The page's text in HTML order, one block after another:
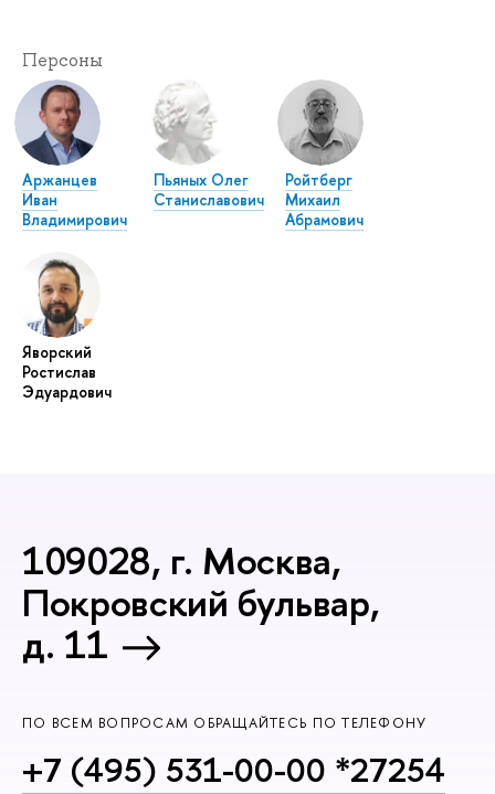
Персоны
Аржанцев
Иван
Владимирович
Пьяных Олег
Станиславович
Ройтберг
Михаил
Абрамович
Яворский
Ростислав
Эдуардович
109028, г. Москва,
Покровский бульвар,
д. 11
ПО ВСЕМ ВОПРОСАМ ОБРАЩАЙТЕСЬ ПО ТЕЛЕФОНУ
+7 (495) 531-00-00 *27254